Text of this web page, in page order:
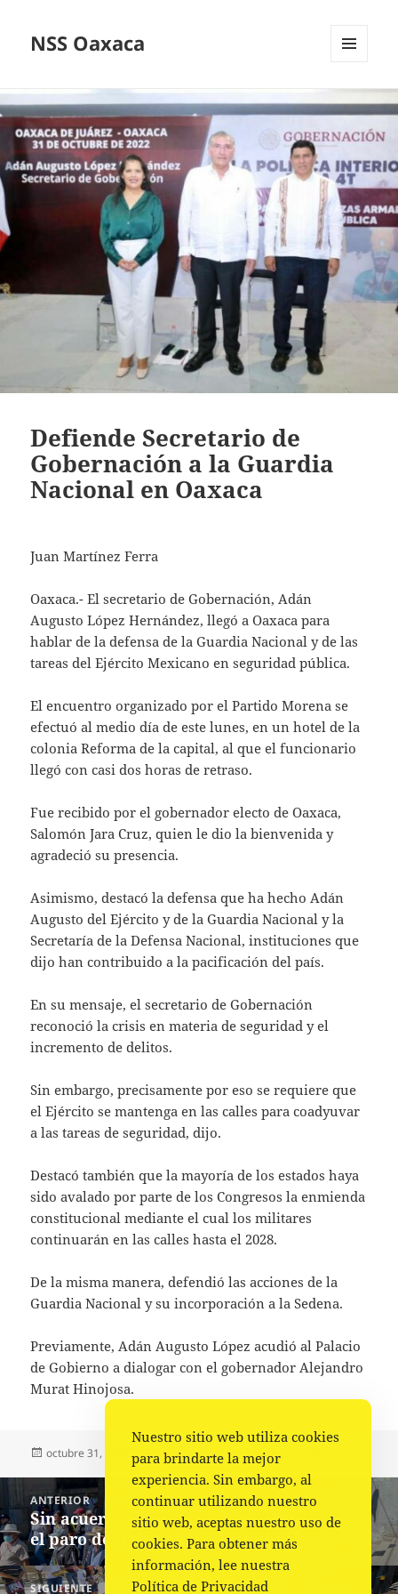
NSS Oaxaca
WIDGETS
Defiende Secretario de
Gobernación a la Guardia
Nacional en Oaxaca
Juan Martínez Ferra
Oaxaca.- El secretario de Gobernación, Adán
Augusto López Hernández, llegó a Oaxaca para
hablar de la defensa de la Guardia Nacional y de las
tareas del Ejército Mexicano en seguridad pública.
El encuentro organizado por el Partido Morena se
efectuó al medio día de este lunes, en un hotel de la
colonia Reforma de la capital, al que el funcionario
llegó con casi dos horas de retraso.
Fue recibido por el gobernador electo de Oaxaca,
Salomón Jara Cruz, quien le dio la bienvenida y
agradeció su presencia.
Asimismo, destacó la defensa que ha hecho Adán
Augusto del Ejército y de la Guardia Nacional y la
Secretaría de la Defensa Nacional, instituciones que
dijo han contribuido a la pacificación del país.
En su mensaje, el secretario de Gobernación
reconoció la crisis en materia de seguridad y el
incremento de delitos.
Sin embargo, precisamente por eso se requiere que
el Ejército se mantenga en las calles para coadyuvar
a las tareas de seguridad, dijo.
Destacó también que la mayoría de los estados haya
sido avalado por parte de los Congresos la enmienda
constitucional mediante el cual los militares
continuarán en las calles hasta el 2028.
De la misma manera, defendió las acciones de la
Guardia Nacional y su incorporación a la Sedena.
Previamente, Adán Augusto López acudió al Palacio
de Gobierno a dialogar con el gobernador Alejandro
Murat Hinojosa.
Publicado
octubre 31, 2022 Autor
La redacción Categorías
Estado,
Navegación
de
entradas
ANTERIOR
Entrada
anterior:
Sin acuerdos con el Ayuntamiento, sigue
el paro de trabajadores de limpia
SIGUIENTE
Nuestro sitio web utiliza cookies
para brindarte la mejor
experiencia. Sin embargo, al
continuar utilizando nuestro
sitio web, aceptas nuestro uso de
cookies. Para obtener más
información, lee nuestra
Política de Privacidad